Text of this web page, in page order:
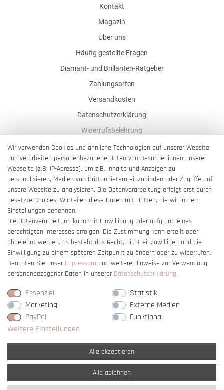
Kontakt
Magazin
Über uns
Häufig gestellte Fragen
Diamant- und Brillanten-Ratgeber
Zahlungsarten
Versandkosten
Datenschutzerklärung
Widerrufsbelehrung
AGB
Impressum
Barrierefreiheitserklärung
Vertrag widerrufen
* Alle Preise verstehen sich inkl. gesetzl. MwSt. undzzgl. Versandkosten
Wir verwenden Cookies und ähnliche Technologien auf unserer Website
und verarbeiten personenbezogene Daten von Besucher:innen unserer
Webseite (z.B. IP-Adresse), um z.B. Inhalte und Anzeigen zu
personalisieren, Medien von Drittanbietern einzubinden oder Zugriffe auf
unsere Website zu analysieren. Die Datenverarbeitung erfolgt erst durch
gesetzte Cookies. Wir teilen diese Daten mit Dritten, die wir in den
Einstellungen benennen.
Die Datenverarbeitung kann mit Einwilligung oder aufgrund eines
berechtigten Interesses erfolgen. Die Zustimmung kann erteilt oder
abgelehnt werden. Es besteht das Recht, nicht einzuwilligen und die
Einwilligung zu einem späteren Zeitpunkt zu ändern oder zu widerrufen.
Beachten Sie unser Impressum und weitere Hinweise zur Verwendung
personenbezogener Daten in unserer Daten­schutz­erklärung.
Essenziell
Statistik
Marketing
Externe Medien
PayPal
Funktional
Weitere Einstellungen
Alle akzeptieren
Alle ablehnen